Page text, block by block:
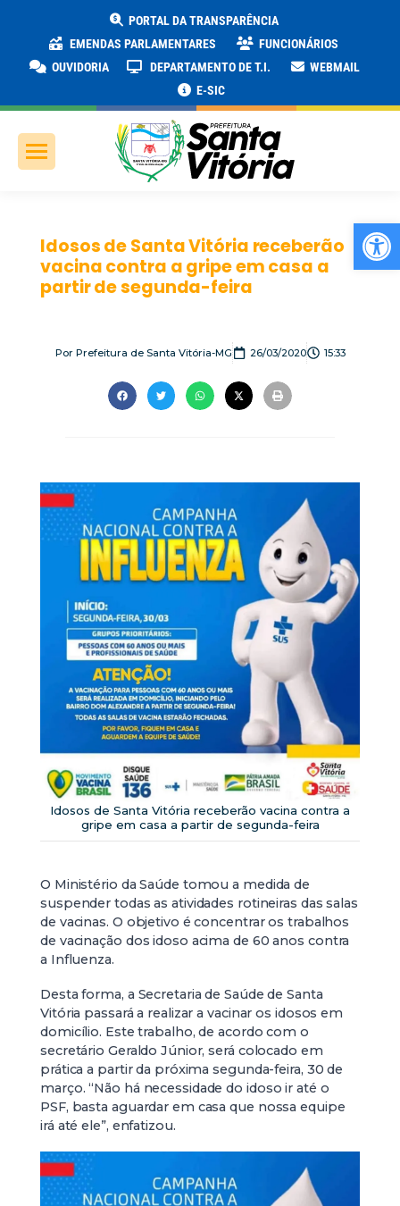
PORTAL DA TRANSPARÊNCIA
EMENDAS PARLAMENTARES
FUNCIONÁRIOS
OUVIDORIA
DEPARTAMENTO DE T.I.
WEBMAIL
E-SIC
Idosos de Santa Vitória receberão
vacina contra a gripe em casa a
partir de segunda-feira
PorPrefeitura de Santa Vitória-MG 26/03/2020 15:33
Idosos de Santa Vitória receberão vacina contra a
gripe em casa a partir de segunda-feira
O Ministério da Saúde tomou a medida de
suspender todas as atividades rotineiras das salas
de vacinas. O objetivo é concentrar os trabalhos
de vacinação dos idoso acima de 60 anos contra
a Influenza.
Desta forma, a Secretaria de Saúde de Santa
Vitória passará a realizar a vacinar os idosos em
domicílio. Este trabalho, de acordo com o
secretário Geraldo Júnior, será colocado em
prática a partir da próxima segunda-feira, 30 de
março. “Não há necessidade do idoso ir até o
PSF, basta aguardar em casa que nossa equipe
irá até ele”, enfatizou.